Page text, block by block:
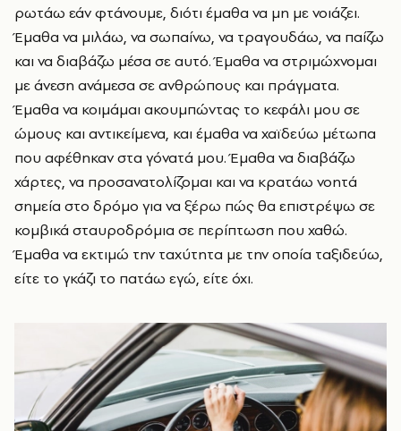
ρωτάω εάν φτάνουμε, διότι έμαθα να μη με νοιάζει.
Έμαθα να μιλάω, να σωπαίνω, να τραγουδάω, να παίζω
και να διαβάζω μέσα σε αυτό. Έμαθα να στριμώχνομαι
με άνεση ανάμεσα σε ανθρώπους και πράγματα.
Έμαθα να κοιμάμαι ακουμπώντας το κεφάλι μου σε
ώμους και αντικείμενα, και έμαθα να χαϊδεύω μέτωπα
που αφέθηκαν στα γόνατά μου. Έμαθα να διαβάζω
χάρτες, να προσανατολίζομαι και να κρατάω νοητά
σημεία στο δρόμο για να ξέρω πώς θα επιστρέψω σε
κομβικά σταυροδρόμια σε περίπτωση που χαθώ.
Έμαθα να εκτιμώ την ταχύτητα με την οποία ταξιδεύω,
είτε το γκάζι το πατάω εγώ, είτε όχι.